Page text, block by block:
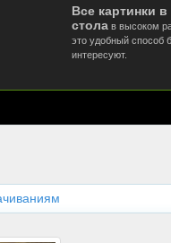
Все картинки
стола в высоком
это удобный способ
интересуют.